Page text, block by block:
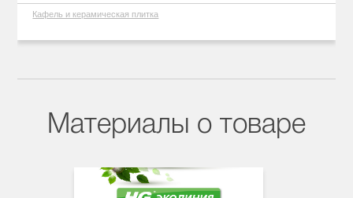
Кафель и керамическая плитка
Материалы о товаре